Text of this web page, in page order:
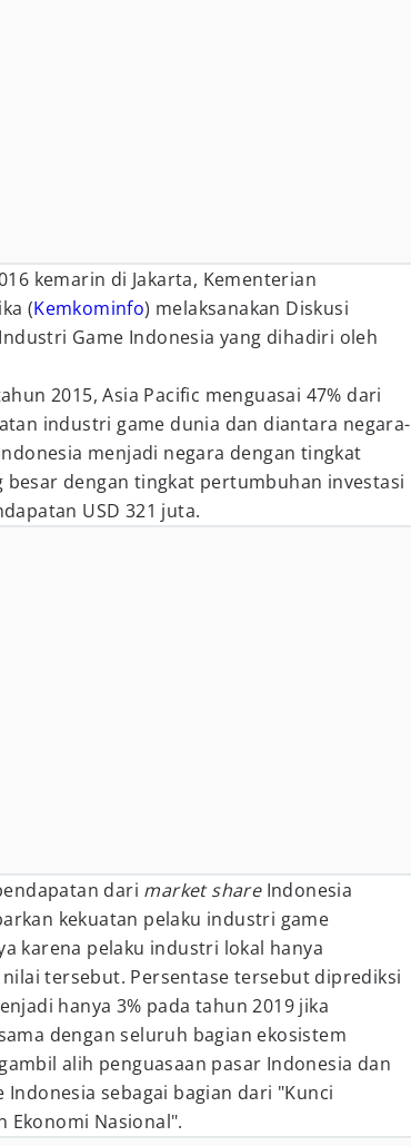
kemarin di Jakarta, Kementerian
(Kemkominfo) melaksanakan Diskusi
Game Indonesia yang dihadiri oleh
2015, Asia Pacific menguasai 47% dari
industri game dunia dan diantara negara-
menjadi negara dengan tingkat
dengan tingkat pertumbuhan investasi
USD 321 juta.
dari market shareIndonesia
kekuatan pelaku industri game
karena pelaku industri lokal hanya
tersebut. Persentase tersebut diprediksi
hanya 3% pada tahun 2019 jika
dengan seluruh bagian ekosistem
alih penguasaan pasar Indonesia dan
sebagai bagian dari "Kunci
Nasional".